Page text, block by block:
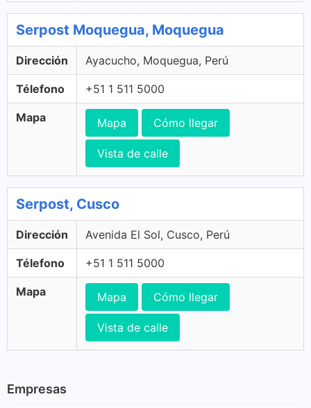
Serpost Moquegua, Moquegua
Dirección Ayacucho, Moquegua, Perú
Télefono +51 1 511 5000
Mapa Mapa Cómo llegar
Vista de calle
Serpost, Cusco
Dirección Avenida El Sol, Cusco, Perú
Télefono +51 1 511 5000
Mapa Mapa Cómo llegar
Vista de calle
Empresas